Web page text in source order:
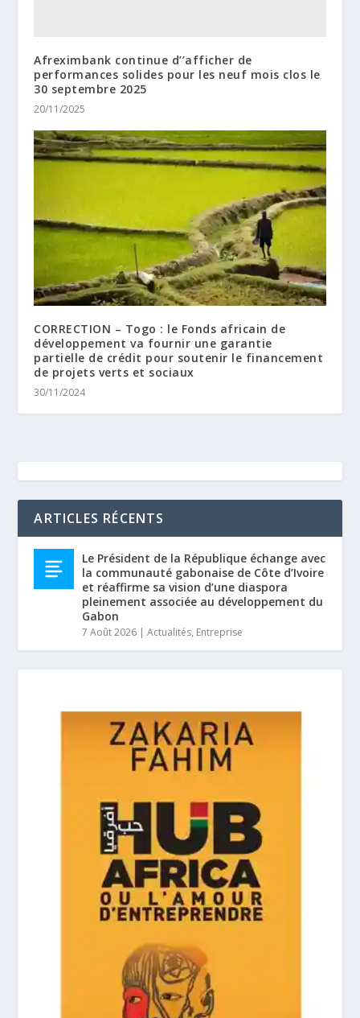
Afreximbank continue d’’afficher de
performances solides pour les neuf mois clos le
30 septembre 2025
20/11/2025
CORRECTION – Togo : le Fonds africain de
développement va fournir une garantie
partielle de crédit pour soutenir le financement
de projets verts et sociaux
30/11/2024
ARTICLES RÉCENTS
Le Président de la République échange avec
la communauté gabonaise de Côte d’Ivoire
et réaffirme sa vision d’une diaspora
pleinement associée au développement du
Gabon
7 Août 2026 |Actualités, Entreprise